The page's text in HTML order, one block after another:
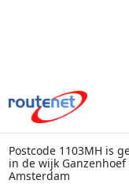
Postcode 1103MH is
in de wijk
Amsterdam